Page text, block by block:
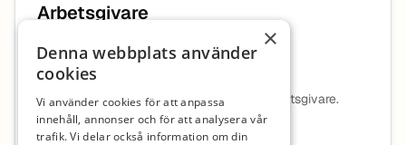
Arbetsgivare
TeknikAkademin Norden AB
Ingen beskrivning tillgänglig för denna arbetsgivare.
Mer information om arbetsgivaren
×
Denna webbplats använder
cookies
Vi använder cookies för att anpassa
innehåll, annonser och för att analysera vår
trafik. Vi delar också information om din